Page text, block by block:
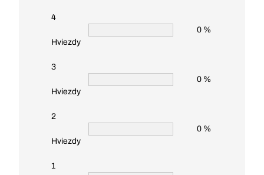
4
Hviezdy
0 %
3
Hviezdy
0 %
2
Hviezdy
0 %
1